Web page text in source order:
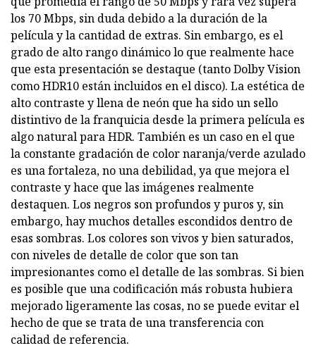
los 70 Mbps, sin duda debido a la duración de la
película y la cantidad de extras. Sin embargo, es el
grado de alto rango dinámico lo que realmente hace
que esta presentación se destaque (tanto Dolby Vision
como HDR10 están incluidos en el disco). La estética de
alto contraste y llena de neón que ha sido un sello
distintivo de la franquicia desde la primera película es
algo natural para HDR. También es un caso en el que
la constante gradación de color naranja/verde azulado
es una fortaleza, no una debilidad, ya que mejora el
contraste y hace que las imágenes realmente
destaquen. Los negros son profundos y puros y, sin
embargo, hay muchos detalles escondidos dentro de
esas sombras. Los colores son vivos y bien saturados,
con niveles de detalle de color que son tan
impresionantes como el detalle de las sombras. Si bien
es posible que una codificación más robusta hubiera
mejorado ligeramente las cosas, no se puede evitar el
hecho de que se trata de una transferencia con
calidad de referencia.